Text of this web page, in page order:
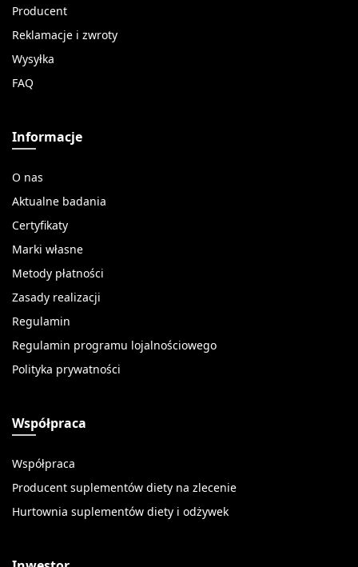
Producent
Reklamacje i zwroty
Wysyłka
FAQ
Informacje
O nas
Aktualne badania
Certyfikaty
Marki własne
Metody płatności
Zasady realizacji
Regulamin
Regulamin programu lojalnościowego
Polityka prywatności
Współpraca
Współpraca
Producent suplementów diety na zlecenie
Hurtownia suplementów diety i odżywek